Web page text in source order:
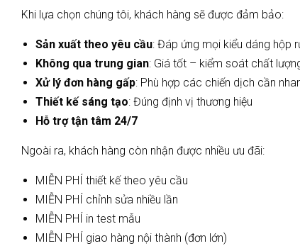
Khi lựa chọn chúng tôi, khách hàng sẽ được đảm bảo:
Sản xuất theo yêu cầu: Đáp ứng mọi kiểu dáng hộp
Không qua trung gian: Giá tốt – kiểm soát chất
Xử lý đơn hàng gấp: Phù hợp các chiến dịch cần
Thiết kế sáng tạo: Đúng định vị thương hiệu
Hỗ trợ tận tâm 24/7
Ngoài ra, khách hàng còn nhận được nhiều ưu đãi:
MIỄN PHÍ thiết kế theo yêu cầu
MIỄN PHÍ chỉnh sửa nhiều lần
MIỄN PHÍ in test mẫu
MIỄN PHÍ giao hàng nội thành (đơn lớn)